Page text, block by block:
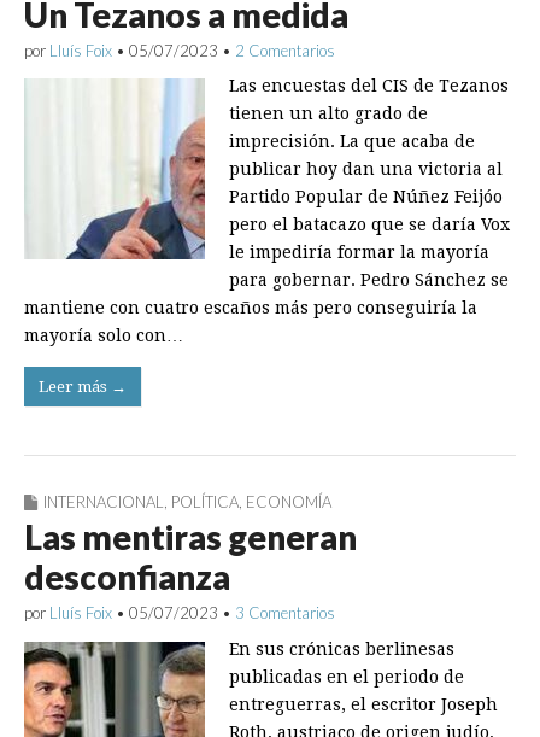
Un Tezanos a medida
por Lluís Foix • 05/07/2023 • 2 Comentarios
Las encuestas del CIS de Tezanos
tienen un alto grado de
imprecisión. La que acaba de
publicar hoy dan una victoria al
Partido Popular de Núñez Feijóo
pero el batacazo que se daría Vox
le impediría formar la mayoría
para gobernar. Pedro Sánchez se
mantiene con cuatro escaños más pero conseguiría la
mayoría solo con…
Leer más →
INTERNACIONAL, POLÍTICA, ECONOMÍA
Las mentiras generan
desconfianza
por Lluís Foix • 05/07/2023 • 3 Comentarios
En sus crónicas berlinesas
publicadas en el periodo de
entreguerras, el escritor Joseph
Roth, austriaco de origen judío,